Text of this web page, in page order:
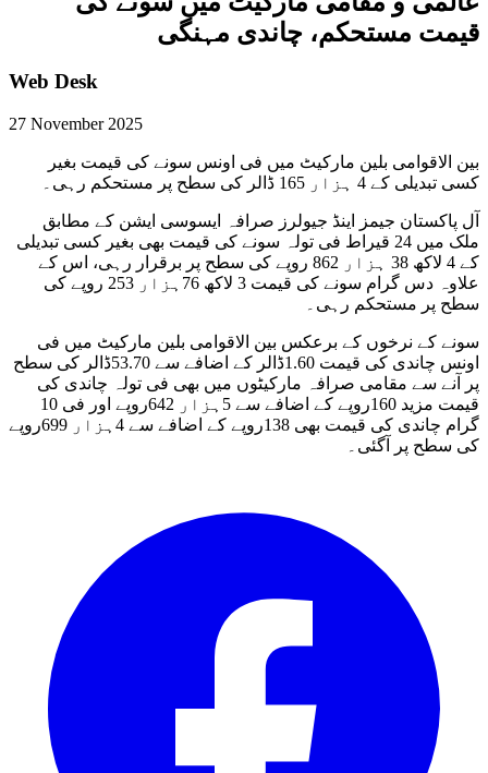
قیمت مستحکم، چاندی مہنگی
Web Desk
27 November 2025
بین الاقوامی بلین مارکیٹ میں فی اونس سونے کی قیمت بغیر
کسی تبدیلی کے 4 ہزار 165 ڈالر کی سطح پر مستحکم رہی۔
آل پاکستان جیمز اینڈ جیولرز صرافہ ایسوسی ایشن کے مطابق
ملک میں 24 قیراط فی تولہ سونے کی قیمت بھی بغیر کسی تبدیلی
کے 4 لاکھ 38 ہزار 862 روپے کی سطح پر برقرار رہی، اس کے
علاوہ دس گرام سونے کی قیمت 3 لاکھ 76ہزار 253 روپے کی
سطح پر مستحکم رہی۔
سونے کے نرخوں کے برعکس بین الاقوامی بلین مارکیٹ میں فی
اونس چاندی کی قیمت 1.60ڈالر کے اضافے سے 53.70ڈالر کی سطح
پر آنے سے مقامی صرافہ مارکیٹوں میں بھی فی تولہ چاندی کی
قیمت مزید 160روپے کے اضافے سے 5ہزار 642روپے اور فی 10
گرام چاندی کی قیمت بھی 138روپے کے اضافے سے 4ہزار 699روپے
کی سطح پر آگئی۔